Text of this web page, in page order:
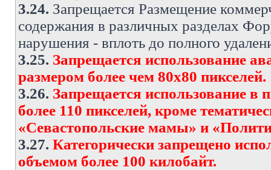
3.24. Запрещается Размещение
содержания в различных разделах
нарушения - вплоть до полного
3.25. Запрещается использование
размером более чем 80х80 пикселей.
3.26. Запрещается использование в
более 110 пикселей, кроме
«Севастопольские мамы» и
3.27. Категорически запрещено
объемом более 100 килобайт.